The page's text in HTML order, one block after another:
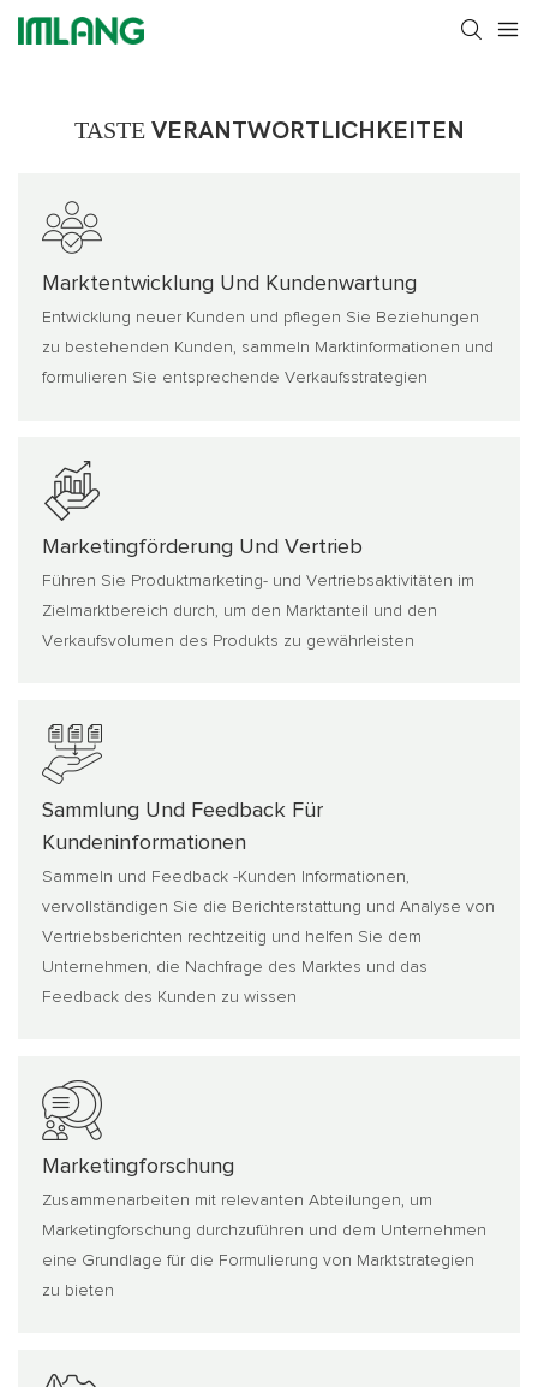
TASTE VERANTWORTLICHKEITEN
Marktentwicklung Und Kundenwartung
Entwicklung neuer Kunden und pflegen Sie Beziehungen
zu bestehenden Kunden, sammeln Marktinformationen und
formulieren Sie entsprechende Verkaufsstrategien
Marketingförderung Und Vertrieb
Führen Sie Produktmarketing- und Vertriebsaktivitäten im
Zielmarktbereich durch, um den Marktanteil und den
Verkaufsvolumen des Produkts zu gewährleisten
Sammlung Und Feedback Für
Kundeninformationen
Sammeln und Feedback -Kunden Informationen,
vervollständigen Sie die Berichterstattung und Analyse von
Vertriebsberichten rechtzeitig und helfen Sie dem
Unternehmen, die Nachfrage des Marktes und das
Feedback des Kunden zu wissen
Marketingforschung
Zusammenarbeiten mit relevanten Abteilungen, um
Marketingforschung durchzuführen und dem Unternehmen
eine Grundlage für die Formulierung von Marktstrategien
zu bieten